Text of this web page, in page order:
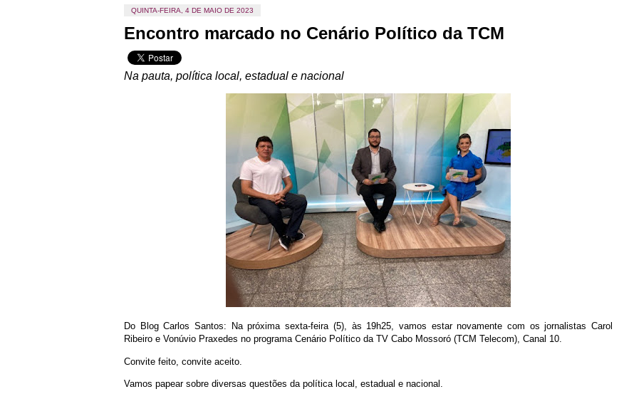
QUINTA-FEIRA, 4 DE MAIO DE 2023
Encontro marcado no Cenário Político da TCM
Na pauta, política local, estadual e nacional
Do Blog Carlos Santos: Na próxima sexta-feira (5), às 19h25, vamos estar novamente com os jornalistas Carol
Ribeiro e Vonúvio Praxedes no programa Cenário Político da TV Cabo Mossoró (TCM Telecom), Canal 10.
Convite feito, convite aceito.
Vamos papear sobre diversas questões da política local, estadual e nacional.